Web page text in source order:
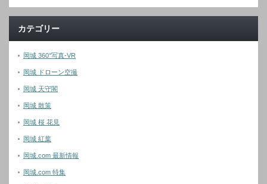
カテゴリー
岡城 360°写真-VR
岡城 ドローン空撮
岡城 天守閣
岡城 散策
岡城 桜 花見
岡城 紅葉
岡城.com 最新情報
岡城.com 特集